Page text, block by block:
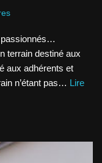
passionnés…
terrain destiné aux
aux adhérents et
n’étant pas… Lire